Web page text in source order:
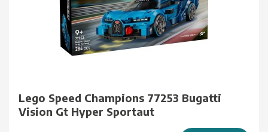
Lego Speed Champions 77253 Bugatti
Vision Gt Hyper Sportaut